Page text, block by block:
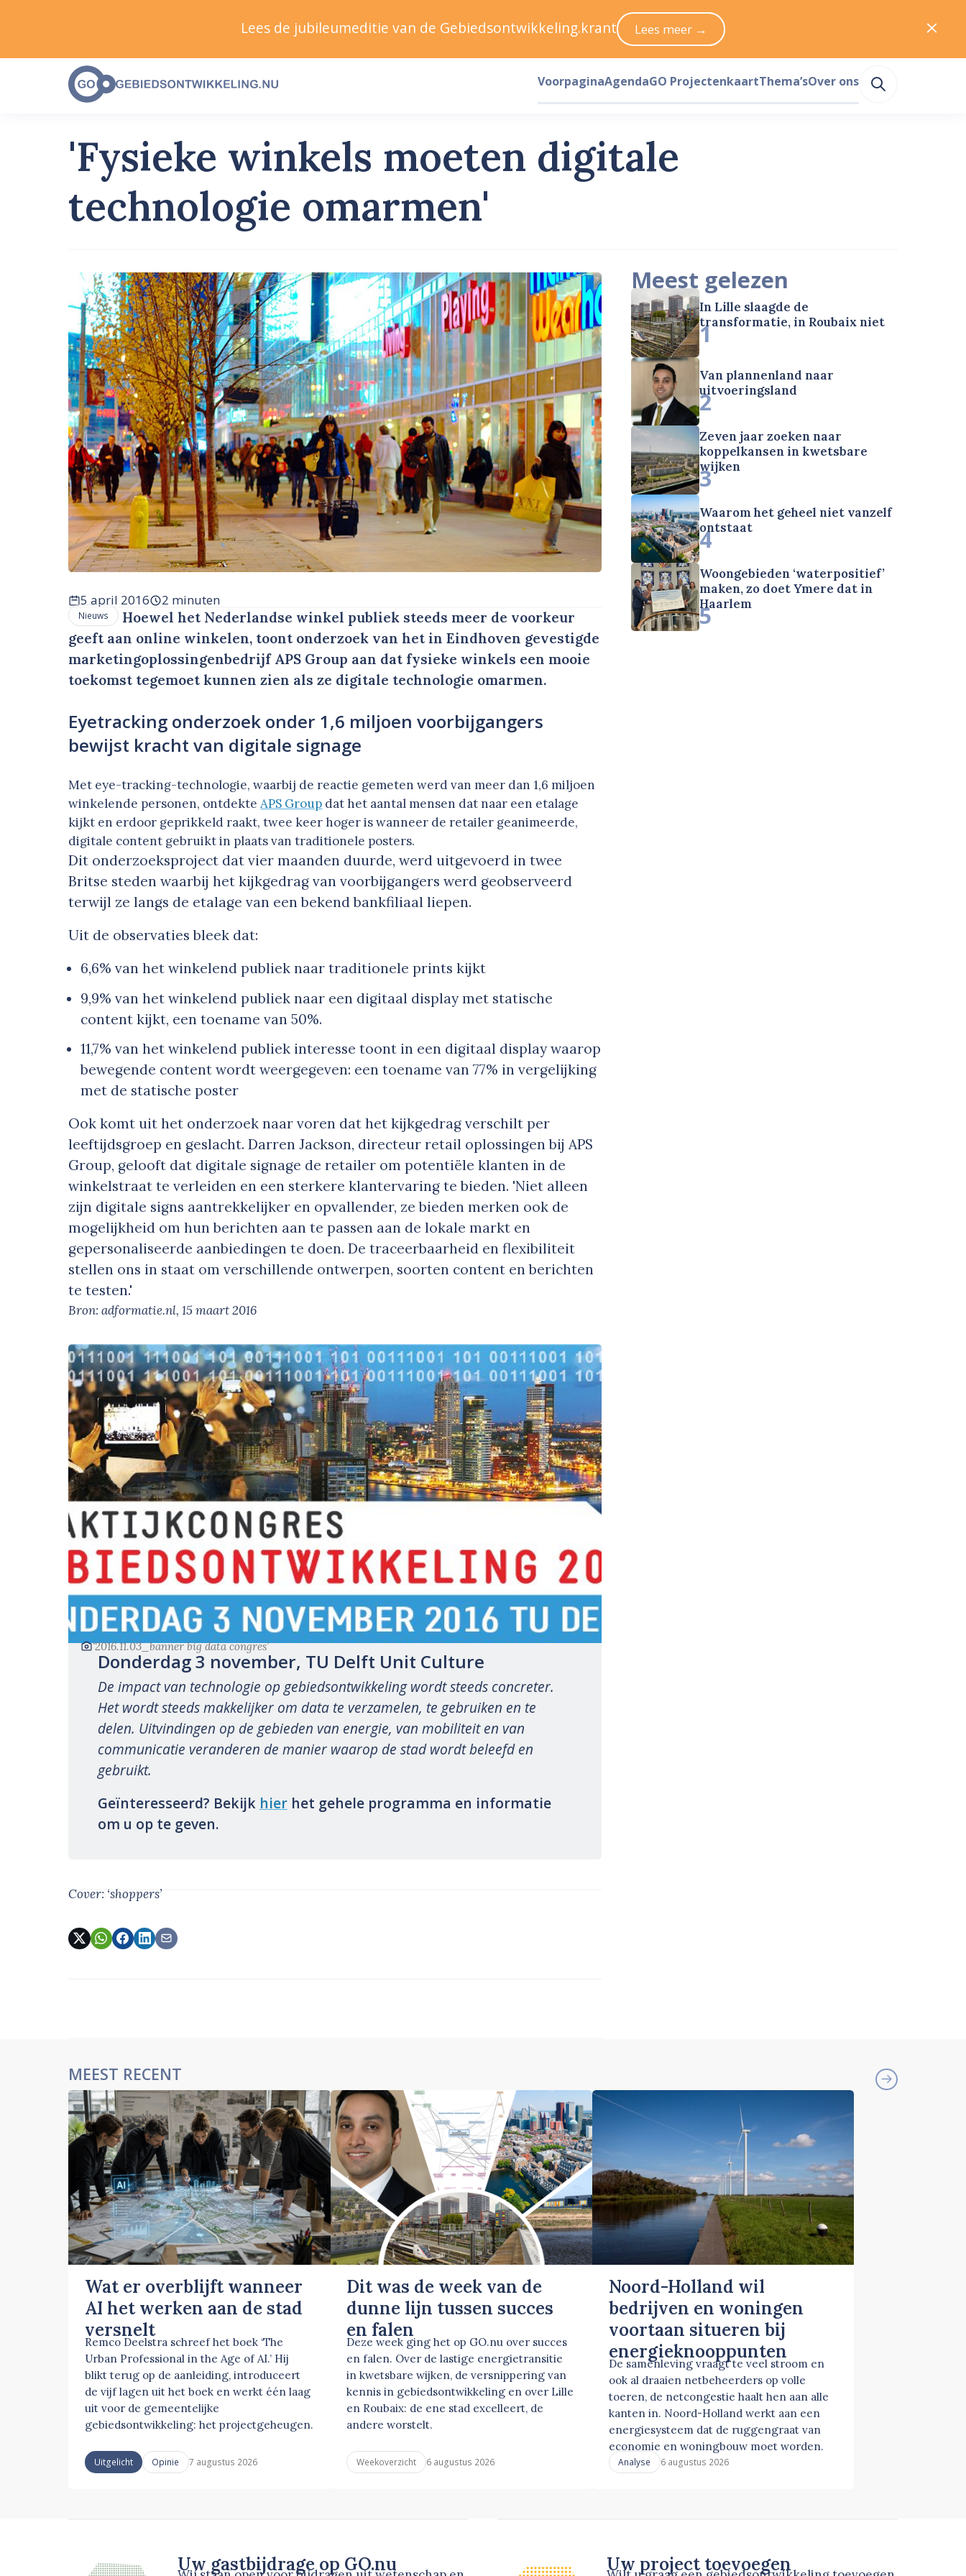
'Fysieke winkels moeten digitale
technologie omarmen'
5 april 2016 2 minuten
Nieuws
Hoewel het Nederlandse winkel publiek steeds meer de voorkeur
geeft aan online winkelen, toont onderzoek van het in Eindhoven gevestigde
marketingoplossingenbedrijf APS Group aan dat fysieke winkels een mooie
toekomst tegemoet kunnen zien als ze digitale technologie omarmen.
Eyetracking onderzoek onder 1,6 miljoen voorbijgangers
bewijst kracht van digitale signage
Met eye-tracking-technologie, waarbij de reactie gemeten werd van meer dan 1,6 miljoen
winkelende personen, ontdekteAPS Group dat het aantal mensen dat naar een etalage
kijkt en erdoor geprikkeld raakt, twee keer hoger is wanneer de retailer geanimeerde,
digitale content gebruikt in plaats van traditionele posters.
Dit onderzoeksproject dat vier maanden duurde, werd uitgevoerd in twee
Britse steden waarbij het kijkgedrag van voorbijgangers werd geobserveerd
terwijl ze langs de etalage van een bekend bankfiliaal liepen.
Uit de observaties bleek dat:
6,6% van het winkelend publiek naar traditionele prints kijkt
9,9% van het winkelend publiek naar een digitaal display met statische
content kijkt, een toename van 50%.
11,7% van het winkelend publiek interesse toont in een digitaal display waarop
bewegende content wordt weergegeven: een toename van 77% in vergelijking
met de statische poster
Ook komt uit het onderzoek naar voren dat het kijkgedrag verschilt per
leeftijdsgroep en geslacht. Darren Jackson, directeur retail oplossingen bij APS
Group, gelooft dat digitale signage de retailer om potentiële klanten in de
winkelstraat te verleiden en een sterkere klantervaring te bieden. 'Niet alleen
zijn digitale signs aantrekkelijker en opvallender, ze bieden merken ook de
mogelijkheid om hun berichten aan te passen aan de lokale markt en
gepersonaliseerde aanbiedingen te doen. De traceerbaarheid en flexibiliteit
stellen ons in staat om verschillende ontwerpen, soorten content en berichten
te testen.'
Bron: adformatie.nl, 15 maart 2016
‘2016.11.03_banner big data congres’
Donderdag 3 november, TU Delft Unit Culture
De impact van technologie op gebiedsontwikkeling wordt steeds concreter.
Het wordt steeds makkelijker om data te verzamelen, te gebruiken en te
delen. Uitvindingen op de gebieden van energie, van mobiliteit en van
communicatie veranderen de manier waarop de stad wordt beleefd en
gebruikt.
Geïnteresseerd? Bekijk hierhet gehele programma en informatie
om u op te geven.
Cover: ‘shoppers’
Meest gelezen
In Lille slaagde de
transformatie, in Roubaix niet
1
Van plannenland naar
uitvoeringsland
2
Zeven jaar zoeken naar
koppelkansen in kwetsbare
wijken
3
Waarom het geheel niet vanzelf
ontstaat
4
Woongebieden ‘waterpositief’
maken, zo doet Ymere dat in
Haarlem
5
MEEST RECENT
Wat er overblijft wanneer
AI het werken aan de stad
versnelt
Remco Deelstra schreef het boek ‘The
Urban Professional in the Age of AI.’ Hij
blikt terug op de aanleiding, introduceert
de vijf lagen uit het boek en werkt één laag
uit voor de gemeentelijke
gebiedsontwikkeling: het projectgeheugen.
Uitgelicht Opinie 7 augustus 2026
Dit was de week van de
dunne lijn tussen succes
en falen
Deze week ging het op GO.nu over succes
en falen. Over de lastige energietransitie
in kwetsbare wijken, de versnippering van
kennis in gebiedsontwikkeling en over Lille
en Roubaix: de ene stad excelleert, de
andere worstelt.
Weekoverzicht 6 augustus 2026
Noord-Holland wil
bedrijven en woningen
voortaan situeren bij
energieknooppunten
De samenleving vraagt te veel stroom en
ook al draaien netbeheerders op volle
toeren, de netcongestie haalt hen aan alle
kanten in. Noord-Holland werkt aan een
energiesysteem dat de ruggengraat van
economie en woningbouw moet worden.
Analyse 6 augustus 2026
Uw gastbijdrage op GO.nu Uw project toevoegen
Lees de jubileumeditie van de Gebiedsontwikkeling.krant Lees meer →
VoorpaginaAgendaGO ProjectenkaartThema’sOver ons